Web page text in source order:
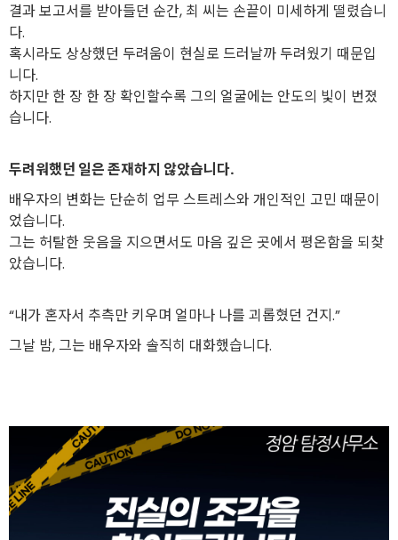
결과 보고서를 받아들던 순간, 최 씨는 손끝이 미세하게 떨렸습니
다.
혹시라도 상상했던 두려움이 현실로 드러날까 두려웠기 때문입
니다.
하지만 한 장 한 장 확인할수록 그의 얼굴에는 안도의 빛이 번졌
습니다.
두려워했던 일은 존재하지 않았습니다.
배우자의 변화는 단순히 업무 스트레스와 개인적인 고민 때문이
었습니다.
그는 허탈한 웃음을 지으면서도 마음 깊은 곳에서 평온함을 되찾
았습니다.
“내가 혼자서 추측만 키우며 얼마나 나를 괴롭혔던 건지.”
그날 밤, 그는 배우자와 솔직히 대화했습니다.